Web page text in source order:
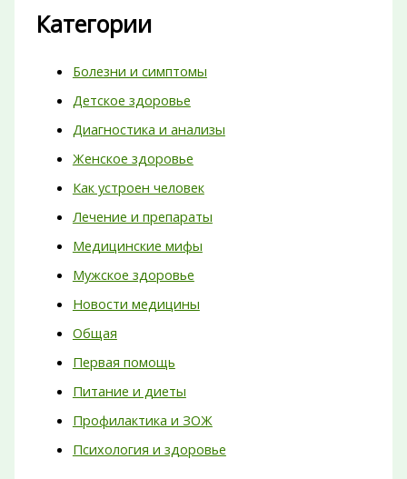
Категории
Болезни и симптомы
Детское здоровье
Диагностика и анализы
Женское здоровье
Как устроен человек
Лечение и препараты
Медицинские мифы
Мужское здоровье
Новости медицины
Общая
Первая помощь
Питание и диеты
Профилактика и ЗОЖ
Психология и здоровье